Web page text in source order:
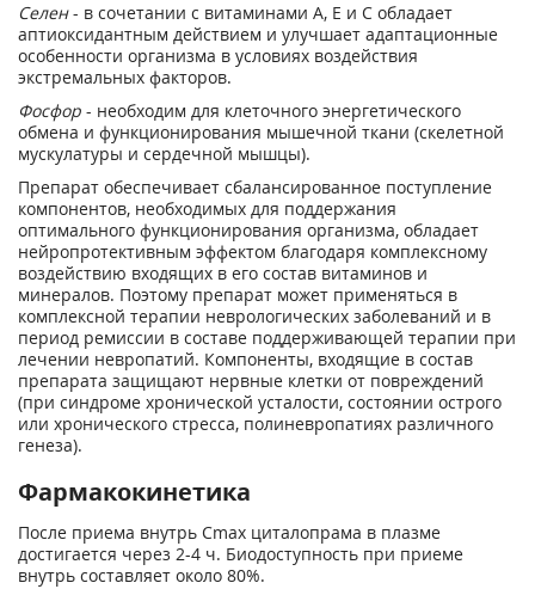
Селен- в сочетании с витаминами А, Е и С обладает
аптиоксидантным действием и улучшает адаптационные
особенности организма в условиях воздействия
экстремальных факторов.
Фосфор - необходим для клеточного энергетического
обмена и функционирования мышечной ткани (скелетной
мускулатуры и сердечной мышцы).
Препарат обеспечивает сбалансированное поступление
компонентов, необходимых для поддержания
оптимального функционирования организма, обладает
нейропротективным эффектом благодаря комплексному
воздействию входящих в его состав витаминов и
минералов. Поэтому препарат может применяться в
комплексной терапии неврологических заболеваний и в
период ремиссии в составе поддерживающей терапии при
лечении невропатий. Компоненты, входящие в состав
препарата защищают нервные клетки от повреждений
(при синдроме хронической усталости, состоянии острого
или хронического стресса, полиневропатиях различного
генеза).
Фармакокинетика
После приема внутрь Cmax циталопрама в плазме
достигается через 2-4 ч. Биодоступность при приеме
внутрь составляет около 80%.